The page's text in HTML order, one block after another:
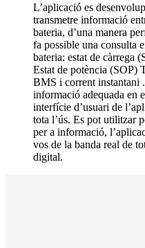
L’aplicació es
transmetre informació
bateria, d’una manera
fa possible una consulta
bateria: estat de càrrega
Estat de potència (SOP)
BMS i corrent instantani
informació adequada en
interfície d’usuari de
tota l’ús. Es pot utilitzar
per a informació,
vos de la banda real de
digital.